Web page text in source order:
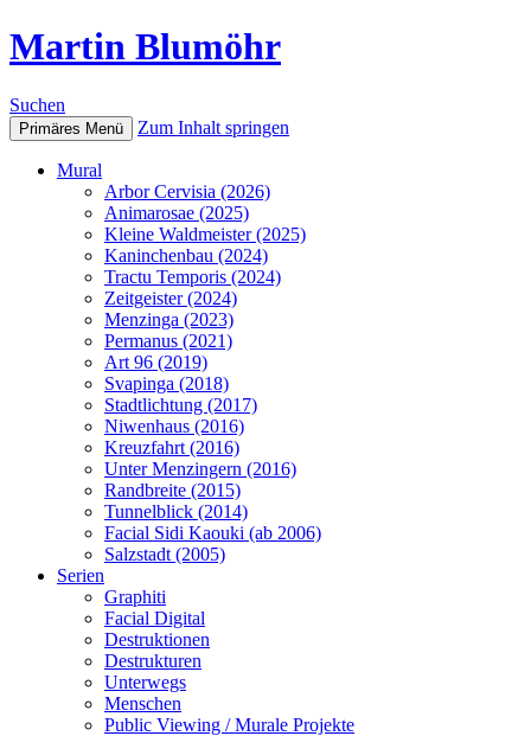
Martin Blumöhr
Suchen
Primäres Menü Zum Inhalt springen
Mural
Arbor Cervisia (2026)
Animarosae (2025)
Kleine Waldmeister (2025)
Kaninchenbau (2024)
Tractu Temporis (2024)
Zeitgeister (2024)
Menzinga (2023)
Permanus (2021)
Art 96 (2019)
Svapinga (2018)
Stadtlichtung (2017)
Niwenhaus (2016)
Kreuzfahrt (2016)
Unter Menzingern (2016)
Randbreite (2015)
Tunnelblick (2014)
Facial Sidi Kaouki (ab 2006)
Salzstadt (2005)
Serien
Graphiti
Facial Digital
Destruktionen
Destrukturen
Unterwegs
Menschen
Public Viewing / Murale Projekte